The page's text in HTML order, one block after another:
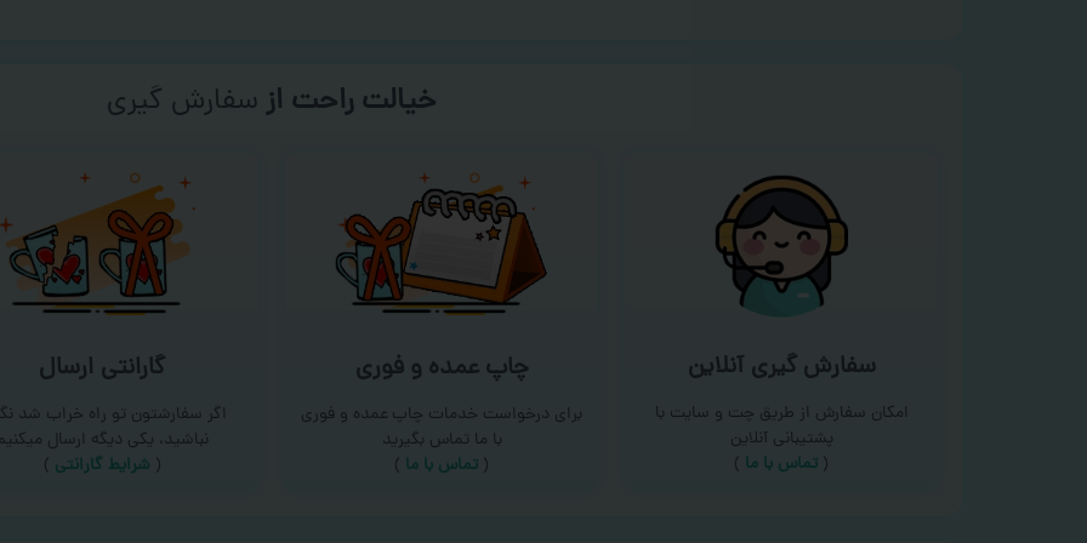
خیالت راحت ازسفارش گیری
سفارش گیری آنلاین
امکان سفارش از طریق چت و سایت با
پشتیبانی آنلاین
( تماس با ما‌ )
چاپ عمده و فوری
برای درخواست خدمات چاپ عمده و فوری
با ما تماس بگیرید
( تماس با ما )
گارانتی ارسال
اگر سفارشتون تو راه خراب شد
نباشید، یکی دیگه ارسال
( شرایط گارانتی )